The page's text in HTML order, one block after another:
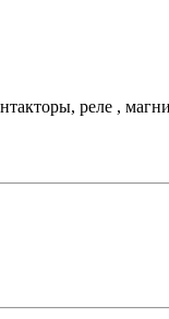
реле ,